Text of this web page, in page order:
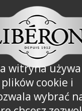
coraz
Ostatnie
ściernym o gradacji
witryna używa
plików cookie i
wybrać